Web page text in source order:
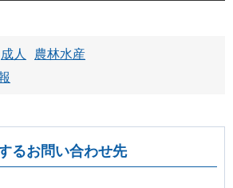
成人
農林水産
るお問い合わせ先